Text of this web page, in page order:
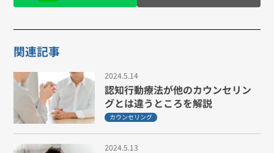
関連記事
2024.5.14
認知行動療法が他のカウンセリン
グとは違うところを解説
カウンセリング
2024.5.13